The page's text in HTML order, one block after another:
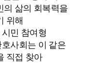
의 삶의 회복력을
위해
민 참여형
사회는 이 같은
직접 찾아